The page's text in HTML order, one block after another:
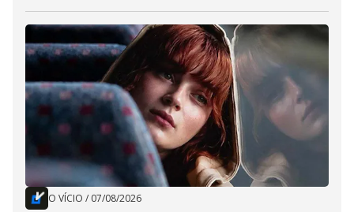
O VÍCIO / 07/08/2026